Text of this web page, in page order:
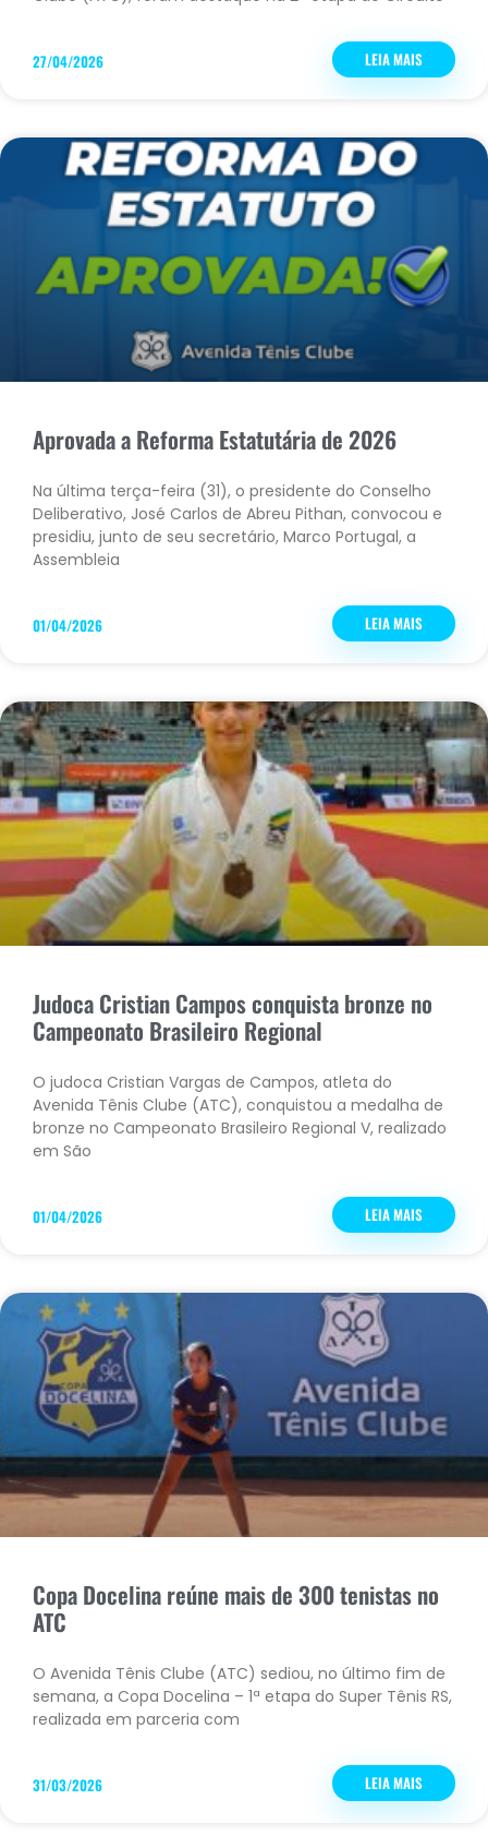
LEIA MAIS
27/04/2026
Aprovada a Reforma Estatutária de 2026
Na última terça-feira (31), o presidente do Conselho
Deliberativo, José Carlos de Abreu Pithan, convocou e
presidiu, junto de seu secretário, Marco Portugal, a
Assembleia
LEIA MAIS
01/04/2026
Judoca Cristian Campos conquista bronze no
Campeonato Brasileiro Regional
O judoca Cristian Vargas de Campos, atleta do
Avenida Tênis Clube (ATC), conquistou a medalha de
bronze no Campeonato Brasileiro Regional V, realizado
em São
LEIA MAIS
01/04/2026
Copa Docelina reúne mais de 300 tenistas no
ATC
O Avenida Tênis Clube (ATC) sediou, no último fim de
semana, a Copa Docelina – 1ª etapa do Super Tênis RS,
realizada em parceria com
LEIA MAIS
31/03/2026